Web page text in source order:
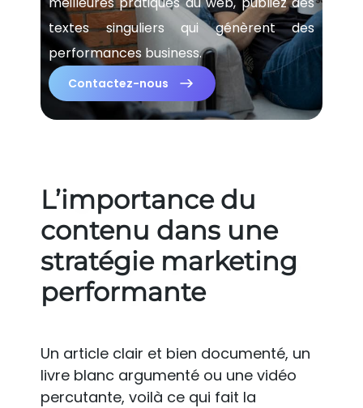
textes singuliers qui génèrent des
performances business.
Contactez-nous
L’importance du
contenu dans une
stratégie marketing
performante
Un article clair et bien documenté, un
livre blanc argumenté ou une vidéo
percutante, voilà ce qui fait la